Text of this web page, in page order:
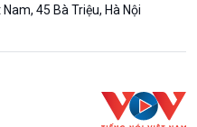
45 Bà Triệu, Hà Nội